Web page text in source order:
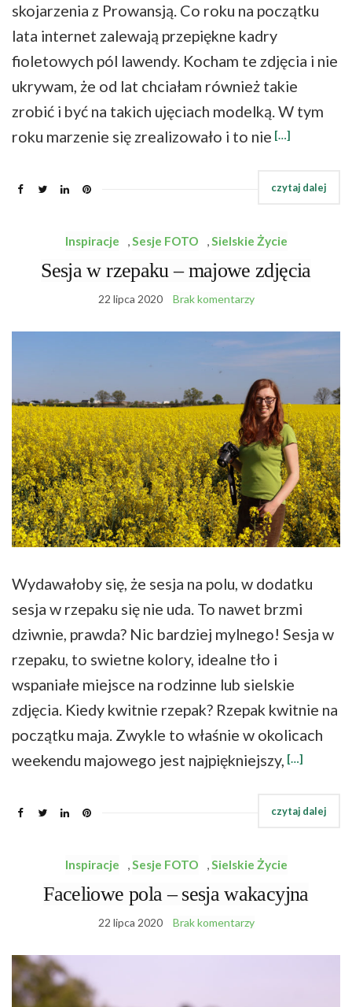
skojarzenia z Prowansją. Co roku na początku
lata internet zalewają przepiękne kadry
fioletowych pól lawendy. Kocham te zdjęcia i nie
ukrywam, że od lat chciałam również takie
zrobić i być na takich ujęciach modelką. W tym
roku marzenie się zrealizowało i to nie […]
Inspiracje ,Sesje FOTO ,Sielskie Życie
Sesja w rzepaku – majowe zdjęcia
22 lipca 2020 Brak komentarzy
Wydawałoby się, że sesja na polu, w dodatku
sesja w rzepaku się nie uda. To nawet brzmi
dziwnie, prawda? Nic bardziej mylnego! Sesja w
rzepaku, to swietne kolory, idealne tło i
wspaniałe miejsce na rodzinne lub sielskie
zdjęcia. Kiedy kwitnie rzepak? Rzepak kwitnie na
początku maja. Zwykle to właśnie w okolicach
weekendu majowego jest najpiękniejszy, […]
Inspiracje ,Sesje FOTO ,Sielskie Życie
Faceliowe pola – sesja wakacyjna
22 lipca 2020 Brak komentarzy